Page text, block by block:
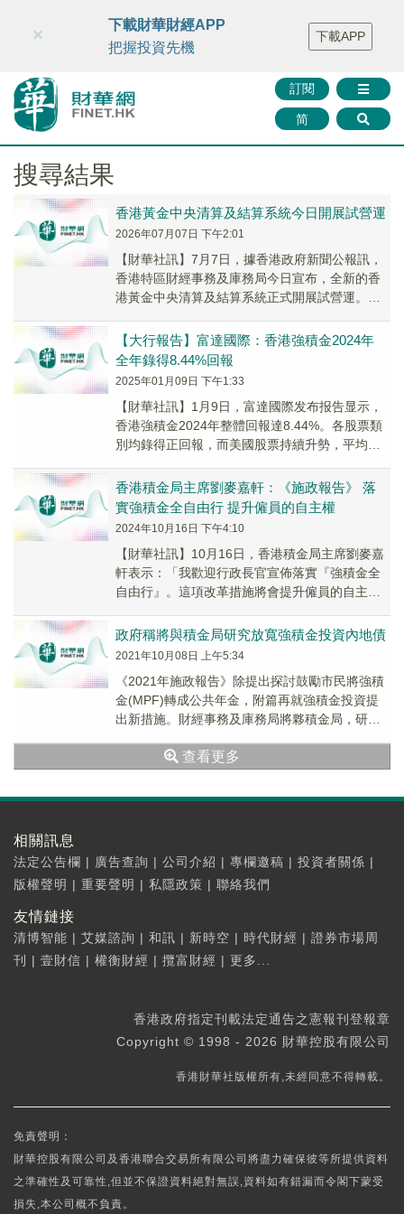
財華智庫網 FINTV FINMETA 財華證券 媒體矩陣
智庫沙龍
聯絡我們
訂閱
简
×
下載財華財經APP
把握投資先機
下載APP
搜尋結果
香港黃金中央清算及結算系統今日開展試營運
2026年07月07日 下午2:01
【財華社訊】7月7日，據香港政府新聞公報訊，
香港特區財經事務及庫務局今日宣布，全新的香
港黃金中央清算及結算系統正式開展試營運。一
及全鏈條...
【大行報告】富達國際：香港強積金2024年
全年錄得8.44%回報
2025年01月09日 下午1:33
【財華社訊】1月9日，富達國際发布报告显示，
香港強積金2024年整體回報達8.44%。各股票類
別均錄得正回報，而美國股票持續升勢，平均回
香港積金局主席劉麥嘉軒：《施政報告》 落
實強積金全自由行 提升僱員的自主權
2024年10月16日 下午4:10
【財華社訊】10月16日，香港積金局主席劉麥嘉
軒表示：「我歡迎行政長官宣佈落實『強積金全
自由行』。這項改革措施將會提升僱員的自主
至自選計...
政府稱將與積金局研究放寬強積金投資內地債
2021年10月08日 上午5:34
《2021年施政報告》除提出探討鼓勵市民將強積
金(MPF)轉成公共年金，附篇再就強積金投資提
出新措施。財經事務及庫務局將夥積金局，研究
查看更多
相關訊息
法定公告欄 | 廣告查詢 | 公司介紹 | 專欄邀稿 | 投資者關係 |
版權聲明 | 重要聲明 | 私隱政策 | 聯絡我們
友情鏈接
清博智能 | 艾媒諮詢 | 和訊 | 新時空 | 時代財經 | 證券市場周
刊
| 壹財信 | 權衡財經 | 攬富財經 | 更多...
香港政府指定刊載法定通告之憲報刊登報章
Copyright © 1998 - 2026 財華控股有限公司
香港財華社版權所有,未經同意不得轉載。
免責聲明：
財華控股有限公司及香港聯合交易所有限公司將盡力確保彼等所提供資料
之準確性及可靠性,但並不保證資料絕對無誤,資料如有錯漏而令閣下蒙受
損失,本公司概不負責。